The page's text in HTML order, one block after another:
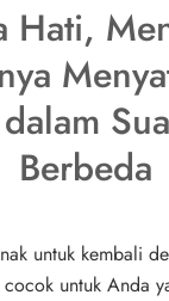
Hati,
Berbeda
untuk kembali
untuk Anda